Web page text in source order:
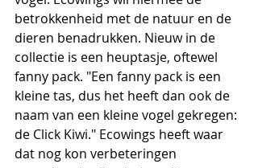
betrokkenheid met de natuur en de
dieren benadrukken. Nieuw in de
collectie is een heuptasje, oftewel
fanny pack. "Een fanny pack is een
kleine tas, dus het heeft dan ook de
naam van een kleine vogel gekregen:
de Click Kiwi." Ecowings heeft waar
dat nog kon verbeteringen